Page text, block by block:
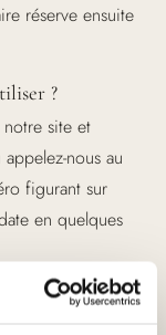
réserve ensuite
?
notre site et
nous au
figurant sur
en quelques
?